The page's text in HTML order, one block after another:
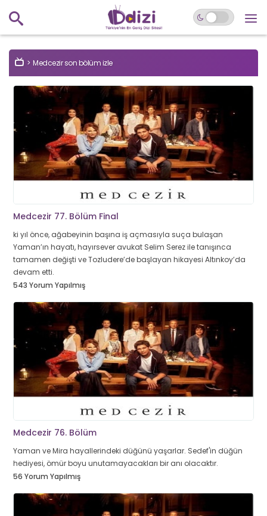
Medcezir son bölüm izle
Medcezir 77. Bölüm Final
ki yıl önce, ağabeyinin başına iş açmasıyla suça bulaşan
Yaman’ın hayatı, hayırsever avukat Selim Serez ile tanışınca
tamamen değişti ve Tozludere’de başlayan hikayesi Altınkoy’da
devam etti.
543 Yorum Yapılmış
Medcezir 76. Bölüm
Yaman ve Mira hayallerindeki düğünü yaşarlar. Sedef'in düğün
hediyesi, ömür boyu unutamayacakları bir anı olacaktır.
56 Yorum Yapılmış